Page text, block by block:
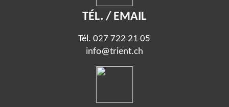
TÉL. / EMAIL
Tél.027 722 21 05
info@trient.ch